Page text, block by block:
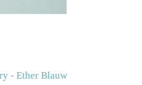
- Ether Blauw